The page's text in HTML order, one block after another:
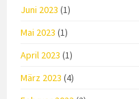
Juni 2023 (1)
Mai 2023 (1)
April 2023 (1)
März 2023 (4)